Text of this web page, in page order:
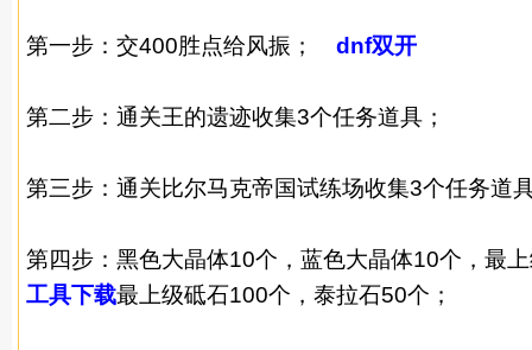
第一步：交400胜点给风振； dnf双开
第二步：通关王的遗迹收集3个任务道具；
第三步：通关比尔马克帝国试练场收集3个任务道
第四步：黑色大晶体10个，蓝色大晶体10个，最
工具下载最上级砥石100个，泰拉石50个；